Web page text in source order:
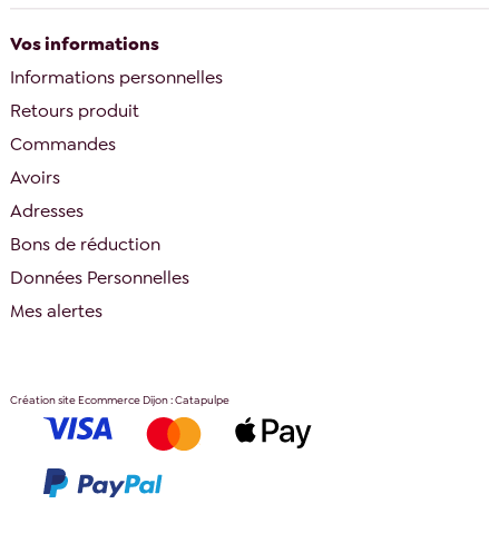
Vos informations
Informations personnelles
Retours produit
Commandes
Avoirs
Adresses
Bons de réduction
Données Personnelles
Mes alertes
Création site Ecommerce Dijon : Catapulpe